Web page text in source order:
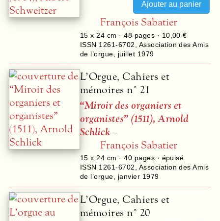
François Sabatier
15 x 24 cm ·48 pages · 10,00 €
ISSN 1261-6702
Association des Amis
de l’orgue
juillet 1979
L’Orgue, Cahiers et
mémoires n° 21
“Miroir des organiers et
organistes” (1511), Arnold
Schlick–
François Sabatier
15 x 24 cm ·40 pages · épuisé
ISSN 1261-6702, Association des Amis
de l’orgue, janvier 1979
L’Orgue, Cahiers et
mémoires n° 20